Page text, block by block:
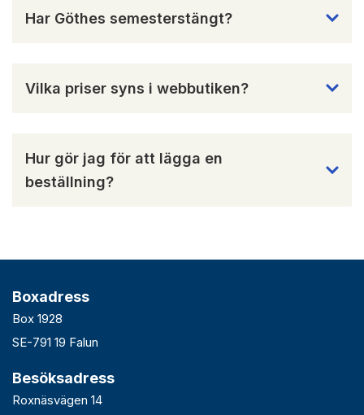
Har Göthes semesterstängt?
Vilka priser syns i webbutiken?
Hur gör jag för att lägga en
beställning?
Boxadress
Box 1928
SE-791 19 Falun
Besöksadress
Roxnäsvägen 14